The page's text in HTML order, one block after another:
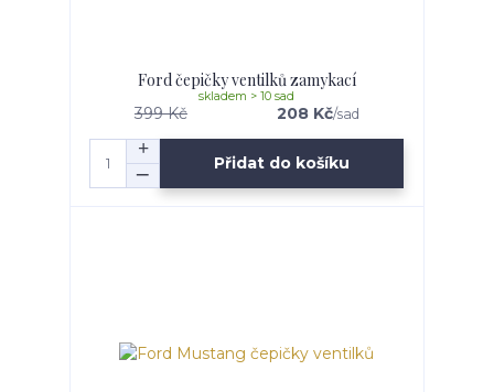
Ford čepičky ventilků zamykací
399 Kč 208 Kč/sad
skladem > 10 sad
Přidat do košíku